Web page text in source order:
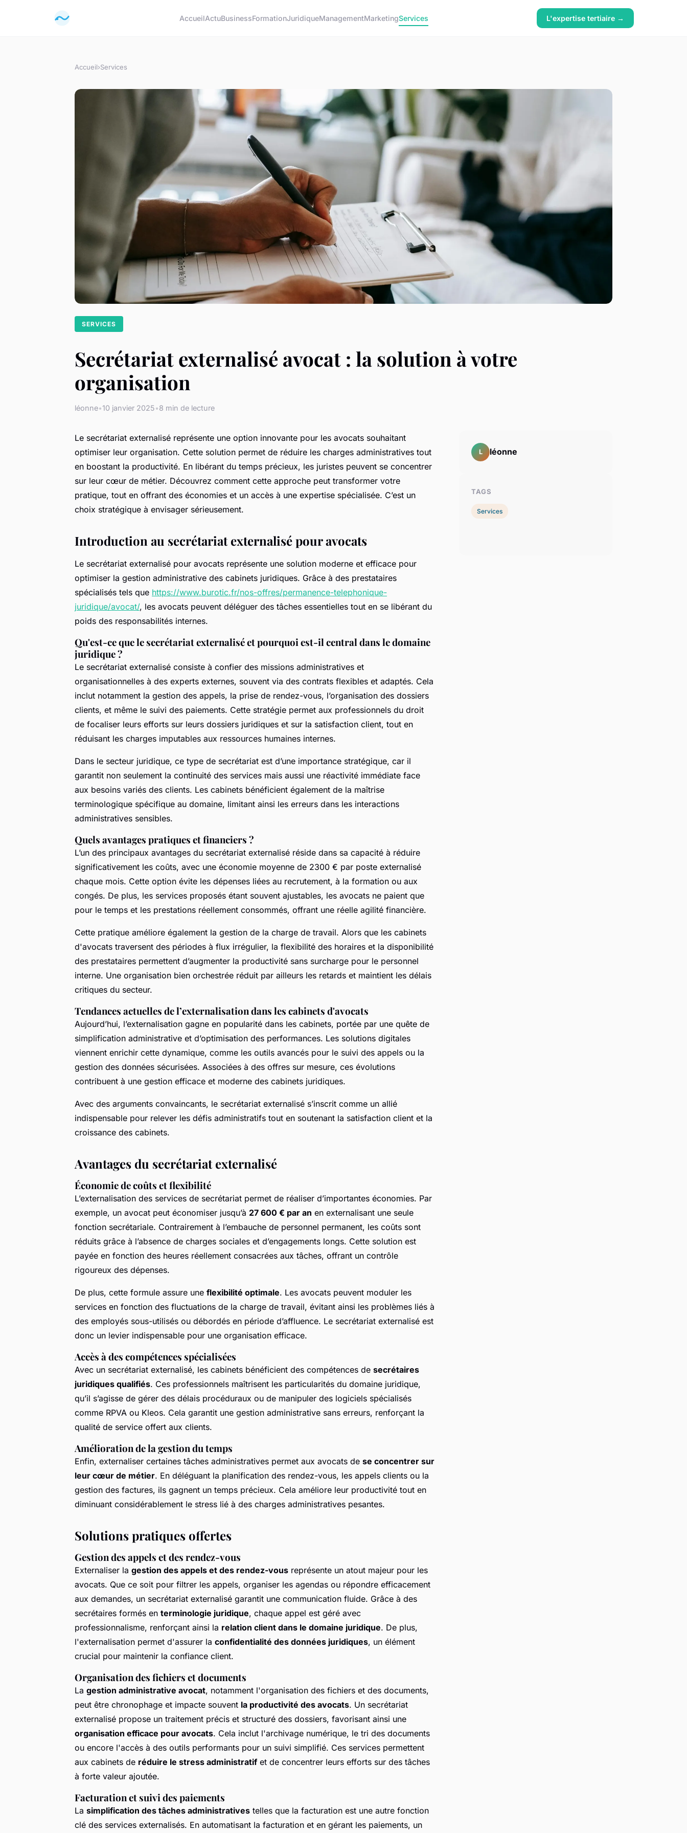
AccueilActuBusinessFormationJuridiqueManagementMarketingServices L'expertise tertiaire →
Accueil›Services
SERVICES
Secrétariat externalisé avocat : la solution à votre
organisation
léonne•10 janvier 2025•8 min de lecture
Le secrétariat externalisé représente une option innovante pour les avocats souhaitant
optimiser leur organisation. Cette solution permet de réduire les charges administratives tout
en boostant la productivité. En libérant du temps précieux, les juristes peuvent se concentrer
sur leur cœur de métier. Découvrez comment cette approche peut transformer votre
pratique, tout en offrant des économies et un accès à une expertise spécialisée. C’est un
choix stratégique à envisager sérieusement.
Introduction au secrétariat externalisé pour avocats
Le secrétariat externalisé pour avocats représente une solution moderne et efficace pour
optimiser la gestion administrative des cabinets juridiques. Grâce à des prestataires
spécialisés tels que https://www.burotic.fr/nos-offres/permanence-telephonique-
juridique/avocat/, les avocats peuvent déléguer des tâches essentielles tout en se libérant du
poids des responsabilités internes.
Qu'est-ce que le secrétariat externalisé et pourquoi est-il central dans le domaine
juridique ?
Le secrétariat externalisé consiste à confier des missions administratives et
organisationnelles à des experts externes, souvent via des contrats flexibles et adaptés. Cela
inclut notamment la gestion des appels, la prise de rendez-vous, l’organisation des dossiers
clients, et même le suivi des paiements. Cette stratégie permet aux professionnels du droit
de focaliser leurs efforts sur leurs dossiers juridiques et sur la satisfaction client, tout en
réduisant les charges imputables aux ressources humaines internes.
Dans le secteur juridique, ce type de secrétariat est d’une importance stratégique, car il
garantit non seulement la continuité des services mais aussi une réactivité immédiate face
aux besoins variés des clients. Les cabinets bénéficient également de la maîtrise
terminologique spécifique au domaine, limitant ainsi les erreurs dans les interactions
administratives sensibles.
Quels avantages pratiques et financiers ?
L’un des principaux avantages du secrétariat externalisé réside dans sa capacité à réduire
significativement les coûts, avec une économie moyenne de 2300 € par poste externalisé
chaque mois. Cette option évite les dépenses liées au recrutement, à la formation ou aux
congés. De plus, les services proposés étant souvent ajustables, les avocats ne paient que
pour le temps et les prestations réellement consommés, offrant une réelle agilité financière.
Cette pratique améliore également la gestion de la charge de travail. Alors que les cabinets
d'avocats traversent des périodes à flux irrégulier, la flexibilité des horaires et la disponibilité
des prestataires permettent d’augmenter la productivité sans surcharge pour le personnel
interne. Une organisation bien orchestrée réduit par ailleurs les retards et maintient les délais
critiques du secteur.
Tendances actuelles de l’externalisation dans les cabinets d'avocats
Aujourd’hui, l’externalisation gagne en popularité dans les cabinets, portée par une quête de
simplification administrative et d’optimisation des performances. Les solutions digitales
viennent enrichir cette dynamique, comme les outils avancés pour le suivi des appels ou la
gestion des données sécurisées. Associées à des offres sur mesure, ces évolutions
contribuent à une gestion efficace et moderne des cabinets juridiques.
Avec des arguments convaincants, le secrétariat externalisé s’inscrit comme un allié
indispensable pour relever les défis administratifs tout en soutenant la satisfaction client et la
croissance des cabinets.
Avantages du secrétariat externalisé
Économie de coûts et flexibilité
L’externalisation des services de secrétariat permet de réaliser d’importantes économies. Par
exemple, un avocat peut économiser jusqu’à 27 600 € par an en externalisant une seule
fonction secrétariale. Contrairement à l’embauche de personnel permanent, les coûts sont
réduits grâce à l’absence de charges sociales et d’engagements longs. Cette solution est
payée en fonction des heures réellement consacrées aux tâches, offrant un contrôle
rigoureux des dépenses.
De plus, cette formule assure une flexibilité optimale. Les avocats peuvent moduler les
services en fonction des fluctuations de la charge de travail, évitant ainsi les problèmes liés à
des employés sous-utilisés ou débordés en période d’affluence. Le secrétariat externalisé est
donc un levier indispensable pour une organisation efficace.
Accès à des compétences spécialisées
Avec un secrétariat externalisé, les cabinets bénéficient des compétences de secrétaires
juridiques qualifiés. Ces professionnels maîtrisent les particularités du domaine juridique,
qu’il s’agisse de gérer des délais procéduraux ou de manipuler des logiciels spécialisés
comme RPVA ou Kleos. Cela garantit une gestion administrative sans erreurs, renforçant la
qualité de service offert aux clients.
Amélioration de la gestion du temps
Enfin, externaliser certaines tâches administratives permet aux avocats de se concentrer sur
leur cœur de métier. En déléguant la planification des rendez-vous, les appels clients ou la
gestion des factures, ils gagnent un temps précieux. Cela améliore leur productivité tout en
diminuant considérablement le stress lié à des charges administratives pesantes.
Solutions pratiques offertes
Gestion des appels et des rendez-vous
Externaliser la gestion des appels et des rendez-vous représente un atout majeur pour les
avocats. Que ce soit pour filtrer les appels, organiser les agendas ou répondre efficacement
aux demandes, un secrétariat externalisé garantit une communication fluide. Grâce à des
secrétaires formés en terminologie juridique, chaque appel est géré avec
professionnalisme, renforçant ainsi la relation client dans le domaine juridique. De plus,
l'externalisation permet d'assurer la confidentialité des données juridiques, un élément
crucial pour maintenir la confiance client.
Organisation des fichiers et documents
La gestion administrative avocat, notamment l'organisation des fichiers et des documents,
peut être chronophage et impacte souvent la productivité des avocats. Un secrétariat
externalisé propose un traitement précis et structuré des dossiers, favorisant ainsi une
organisation efficace pour avocats. Cela inclut l'archivage numérique, le tri des documents
ou encore l'accès à des outils performants pour un suivi simplifié. Ces services permettent
aux cabinets de réduire le stress administratifet de concentrer leurs efforts sur des tâches
à forte valeur ajoutée.
Facturation et suivi des paiements
La simplification des tâches administratives telles que la facturation est une autre fonction
clé des services externalisés. En automatisant la facturation et en gérant les paiements, un
L léonne
TAGS
Services